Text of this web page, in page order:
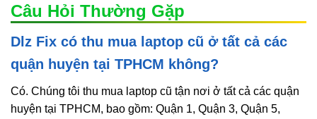
Câu Hỏi Thường Gặp
Dlz Fix có thu mua laptop cũ ở tất cả các
quận huyện tại TPHCM không?
Có. Chúng tôi thu mua laptop cũ tận nơi ở tất cả các quận
huyện tại TPHCM, bao gồm: Quận 1, Quận 3, Quận 5,